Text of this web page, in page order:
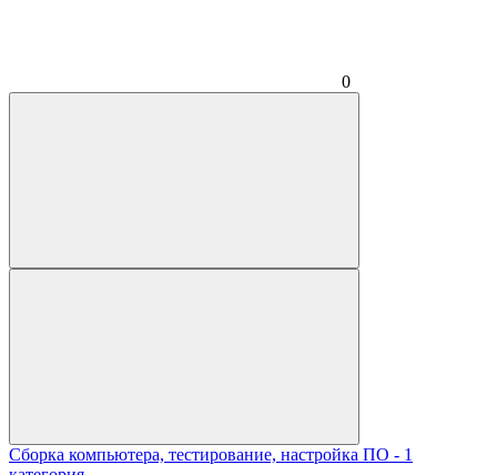
0
Сборка компьютера, тестирование, настройка ПО - 1